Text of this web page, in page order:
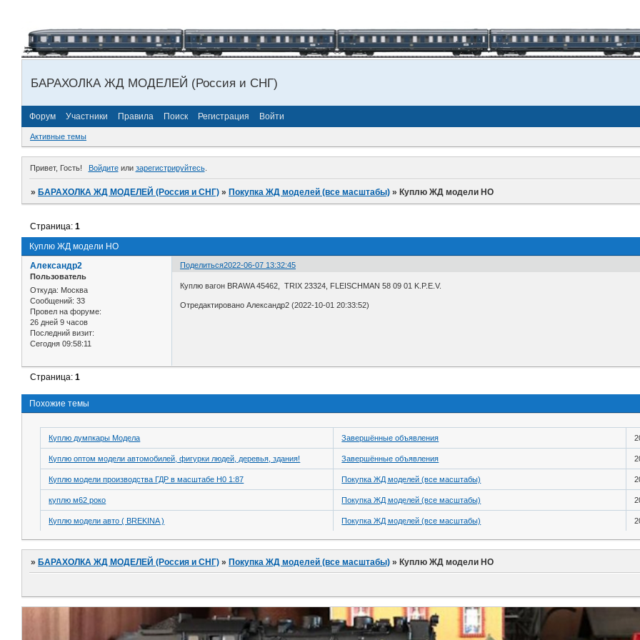
БАРАХОЛКА ЖД МОДЕЛЕЙ (Россия и СНГ)
Форум Участники Правила Поиск Регистрация Войти
Активные темы
Привет, Гость! Войдитеили зарегистрируйтесь.
»БАРАХОЛКА ЖД МОДЕЛЕЙ (Россия и СНГ) »Покупка ЖД моделей (все масштабы) »Куплю ЖД модели НО
Куплю ЖД модели НО
Страница:1
Поделиться2022-06-07 13:32:45
Александр2
Пользователь
Откуда: Москва
Сообщений: 33
Провел на форуме:
26 дней 9 часов
Последний визит:
Сегодня 09:58:11
Куплю вагон BRAWA 45462, TRIX 23324, FLEISCHMAN 58 09 01 K.P.E.V.
Отредактировано Александр2 (2022-10-01 20:33:52)
Страница:1
Похожие темы
Куплю думпкары Модела Завершённые объявления
Куплю оптом модели автомобилей, фигурки людей, деревья, здания! Завершённые объявления
Куплю модели производства ГДР в масштабе H0 1:87 Покупка ЖД моделей (все масштабы)
куплю м62 роко Покупка ЖД моделей (все масштабы)
Куплю модели авто ( BREKINA ) Покупка ЖД моделей (все масштабы)
»БАРАХОЛКА ЖД МОДЕЛЕЙ (Россия и СНГ) »Покупка ЖД моделей (все масштабы) »Куплю ЖД модели НО